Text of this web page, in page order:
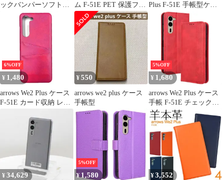
ックバンパーソフトク
リアケース arrows We2
We2 Plus プラス シンプ
ル 無地 背面クリア バ
ックカバー バックケー
ス ソフトケース ソフト
カバー 背面カバー 背面
ケース スマホカバー ス
マホケース 光沢
ム F-51E PET 保護フィ
ルム 【Color】光沢
Plus F-51E 手帳型ケー
6%OFF
¥ 1,480
arrows We2 Plus ケース
F-51E カード収納 レザ
【Color】マゼンタ
¥550
arrows we2 plus ケース
手帳型
5%OFF
¥ 1,680
arrows We2 Plus ケース
手帳 F-51E チェック柄
合革 レトロ 手帳 ケー
ス 【Color】レッド
¥34,629
5%OFF
¥1,580 ¥3,552